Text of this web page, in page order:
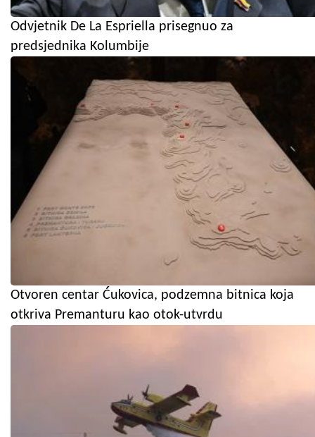
Odvjetnik De La Espriella prisegnuo za
predsjednika Kolumbije
Otvoren centar Ćukovica, podzemna bitnica koja
otkriva Premanturu kao otok-utvrdu